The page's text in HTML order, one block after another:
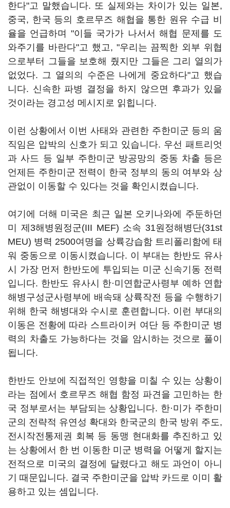
한다"고 말했습니다. 또 실제와는 차이가 있는 일본,
중국, 한국 등의 호르무즈 해협을 통한 원유 수급 비
율을 언급하며 "이들 국가가 나서서 해협 문제를 도
와주기를 바란다"고 했고, "우리는 끔찍한 외부 위협
으로부터 그들을 보호해 줬지만 그들은 그리 열의가
없었다. 그 열의의 수준은 나에게 중요하다"고 했습
니다. 신속한 파병 결정을 하지 않으면 후과가 있을
것이라는 경고성 메시지로 읽힙니다.
이런 상황에서 이번 사태와 관련한 주한미군 등의 움
직임은 압박의 신호가 되고 있습니다. 우선 패트리엇
과 사드 등 일부 주한미군 방공망의 중동 차출 등은
언제든 주한미군 전력이 한국 정부의 동의 여부와 상
관없이 이동할 수 있다는 것을 확인시켰습니다.
여기에 더해 미국은 최근 일본 오키나와에 주둔하던
미 제3해병원정군(III MEF) 소속 31원정해병단(31st
MEU) 병력 2500여명을 상륙강습함 트리폴리함에 태
워 중동으로 이동시켰습니다. 이 부대는 한반도 유사
시 가장 먼저 한반도에 투입되는 미군 신속기동 전력
입니다. 한반도 유사시 한·미연합군사령부 예하 연합
해병구성군사령부에 배속돼 상륙작전 등을 수행하기
위해 한국 해병대와 수시로 훈련합니다. 이런 부대의
이동은 전황에 따라 스트라이커 여단 등 주한미군 병
력의 차출도 가능하다는 것을 암시하는 것으로 풀이
됩니다.
한반도 안보에 직접적인 영향을 미칠 수 있는 상황이
라는 점에서 호르무즈 해협 함정 파견을 고민하는 한
국 정부로서는 부담되는 상황입니다. 한·미가 주한미
군의 전략적 유연성 확대와 한국군의 한국 방위 주도,
전시작전통제권 회복 등 동맹 현대화를 추진하고 있
는 상황에서 한 번 이동한 미군 병력을 어떻게 할지는
전적으로 미국의 결정에 달렸다고 해도 과언이 아니
기 때문입니다. 결국 주한미군을 압박 카드로 이미 활
용하고 있는 셈입니다.